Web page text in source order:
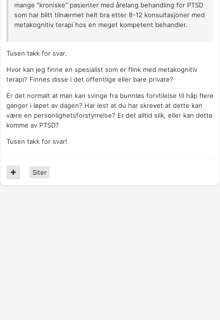
mange "kroniske" pasienter med årelang behandling for PTSD
som har blitt tilnærmet helt bra etter 8-12 konsultasjoner med
metakognitiv terapi hos en meget kompetent behandler.
Tusen takk for svar.
Hvor kan jeg finne en spesialist som er flink med metakognitiv
terapi? Finnes disse i det offentlige eller bare private?
Er det normalt at man kan svinge fra bunnløs forvtilelse til håp flere
ganger i løpet av dagen? Har lest at du har skrevet at dette kan
være en personlighetsforstyrrelse? Er det alltid slik, eller kan dette
komme av PTSD?
Tusen takk for svar!
Siter